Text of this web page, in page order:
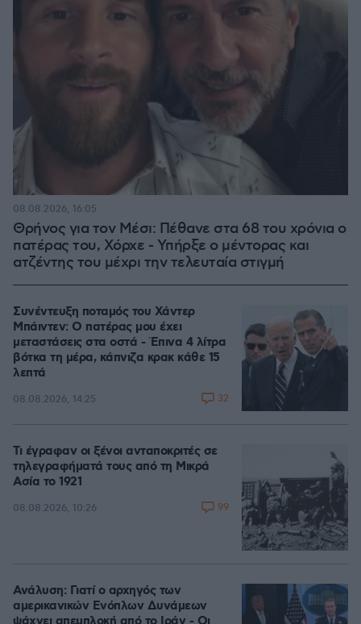
Θρήνος για τον Μέσι: Πέθανε στα 68 του χρόνια ο
πατέρας του, Χόρχε - Υπήρξε ο μέντορας και
ατζέντης του μέχρι την τελευταία στιγμή
08.08.2026, 16:05
Συνέντευξη ποταμός του Χάντερ
Μπάιντεν: Ο πατέρας μου έχει
μεταστάσεις στα οστά - Έπινα 4 λίτρα
βότκα τη μέρα, κάπνιζα κρακ κάθε 15
λεπτά
08.08.2026, 14:25 32
Τι έγραφαν οι ξένοι ανταποκριτές σε
τηλεγραφήματά τους από τη Μικρά
Ασία το 1921
08.08.2026, 10:26 99
Ανάλυση: Γιατί ο αρχηγός των
αμερικανικών Ενόπλων Δυνάμεων